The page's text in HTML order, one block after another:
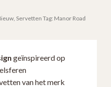
Servetten Tag: Manor Road
geïnspireerd op
van het merk